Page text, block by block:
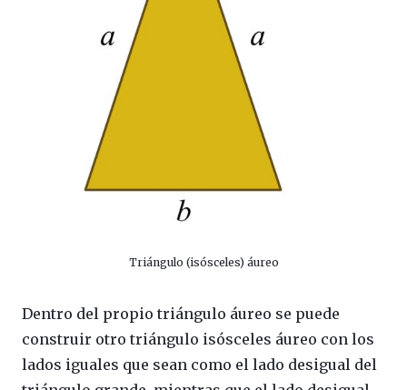
Triángulo (isósceles) áureo
Dentro del propio triángulo áureo se puede
construir otro triángulo isósceles áureo con los
lados iguales que sean como el lado desigual del